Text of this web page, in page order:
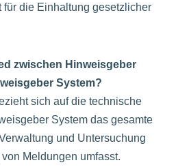
für die Einhaltung gesetzlicher
zwischen Hinweisgeber
System?
sich auf die technische
System das gesamte
und Untersuchung
Meldungen umfasst.